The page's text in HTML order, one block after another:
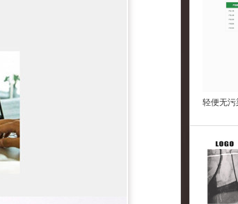
轻便无污